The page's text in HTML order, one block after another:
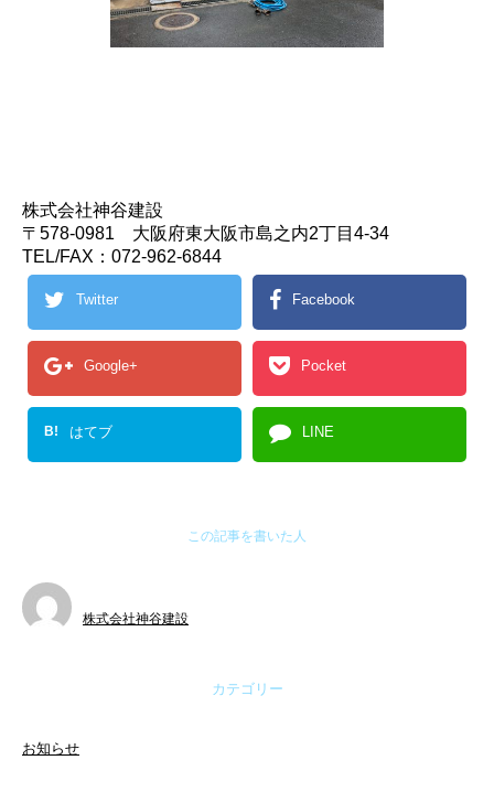
株式会社神谷建設
〒578-0981 大阪府東大阪市島之内2丁目4-34
TEL/FAX：072-962-6844
Twitter Facebook
Google+ Pocket
B! はてブ LINE
この記事を書いた人
株式会社神谷建設
カテゴリー
お知らせ